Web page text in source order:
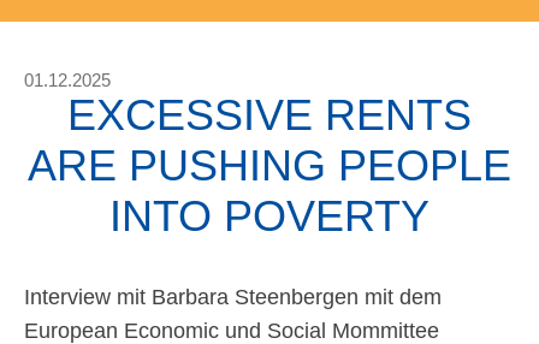
01.12.2025
EXCESSIVE RENTS
ARE PUSHING PEOPLE
INTO POVERTY
Interview mit Barbara Steenbergen mit dem
European Economic und Social Mommittee